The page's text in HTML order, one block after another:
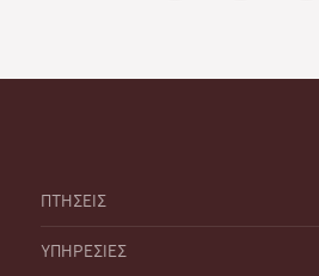
ΠΤΗΣΕΙΣ
ΥΠΗΡΕΣΙΕΣ